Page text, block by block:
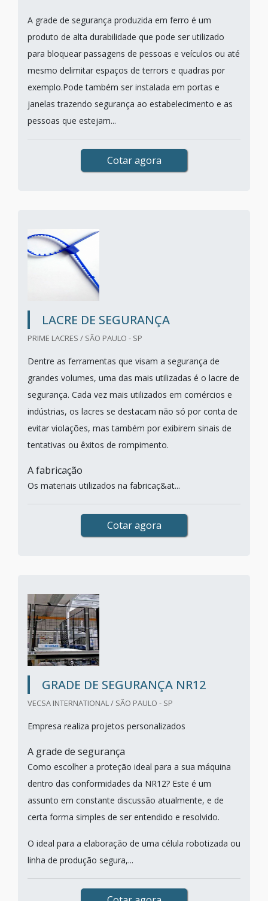
A grade de segurança produzida em ferro é um
produto de alta durabilidade que pode ser utilizado
para bloquear passagens de pessoas e veículos ou até
mesmo delimitar espaços de terrors e quadras por
exemplo.Pode também ser instalada em portas e
janelas trazendo segurança ao estabelecimento e as
pessoas que estejam...
Cotar agora
LACRE DE SEGURANÇA
PRIME LACRES / SÃO PAULO - SP
Dentre as ferramentas que visam a segurança de
grandes volumes, uma das mais utilizadas é o lacre de
segurança. Cada vez mais utilizados em comércios e
indústrias, os lacres se destacam não só por conta de
evitar violações, mas também por exibirem sinais de
tentativas ou êxitos de rompimento.
A fabricação
Os materiais utilizados na fabricaç&at...
Cotar agora
GRADE DE SEGURANÇA NR12
VECSA INTERNATIONAL / SÃO PAULO - SP
Empresa realiza projetos personalizados
A grade de segurança
Como escolher a proteção ideal para a sua máquina
dentro das conformidades da NR12? Este é um
assunto em constante discussão atualmente, e de
certa forma simples de ser entendido e resolvido.
O ideal para a elaboração de uma célula robotizada ou
linha de produção segura,...